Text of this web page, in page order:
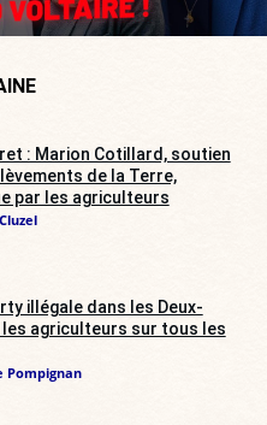
: Marion Cotillard, soutien
de la Terre,
par les agriculteurs
illégale dans les Deux-
les agriculteurs sur tous les
Pompignan